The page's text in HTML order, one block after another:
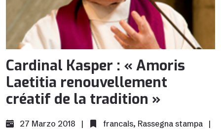
Cardinal Kasper : « Amoris
Laetitia renouvellement
créatif de la tradition »
27 Marzo 2018 | francais, Rassegna stampa |